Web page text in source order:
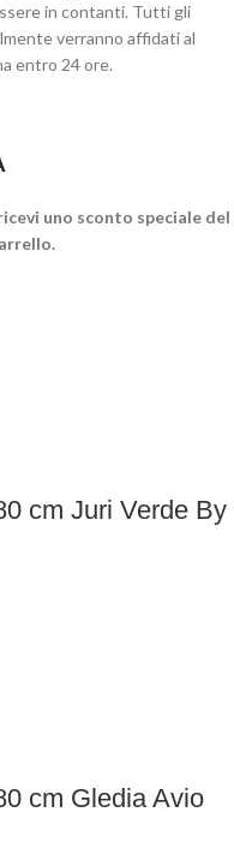
in contanti. Tutti gli
verranno affidati al
entro 24 ore.
uno sconto speciale del
cm Juri Verde By
cm Gledia Avio